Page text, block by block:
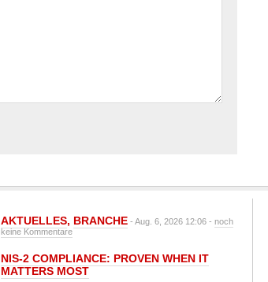
AKTUELLES, BRANCHE - Aug. 6, 2026 12:06 - noch
keine Kommentare
NIS-2 COMPLIANCE: PROVEN WHEN IT
MATTERS MOST